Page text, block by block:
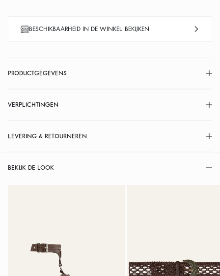
BESCHIKBAARHEID IN DE WINKEL BEKIJKEN
PRODUCTGEGEVENS
VERPLICHTINGEN
LEVERING & RETOURNEREN
BEKIJK DE LOOK